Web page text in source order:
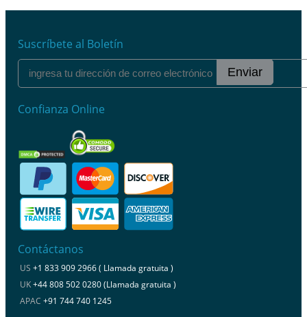
Suscríbete al Boletín
Enviar
Confianza Online
Contáctanos
US +1 833 909 2966 ( Llamada gratuita )
UK+44 808 502 0280 (Llamada gratuita )
APAC +91 744 740 1245